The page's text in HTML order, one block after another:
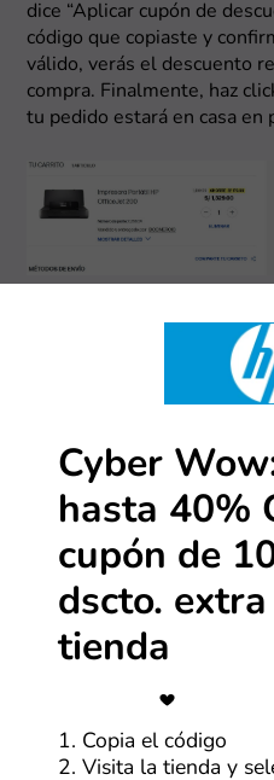
dice “Aplicar cupón de
código que copiaste y
válido, verás el descuento
compra. Finalmente, haz
tu pedido estará en casa en
¿Qué pasa si no veo un
1. Encuentra la mejor
Así como con los cupones,
cada uno y selecciona “Ver
más atractiva.
2. Conoce los detalles y
Cyber
hasta 40%
cupón de
dscto.
tienda
1. Copia el código
2. Visita la tienda y